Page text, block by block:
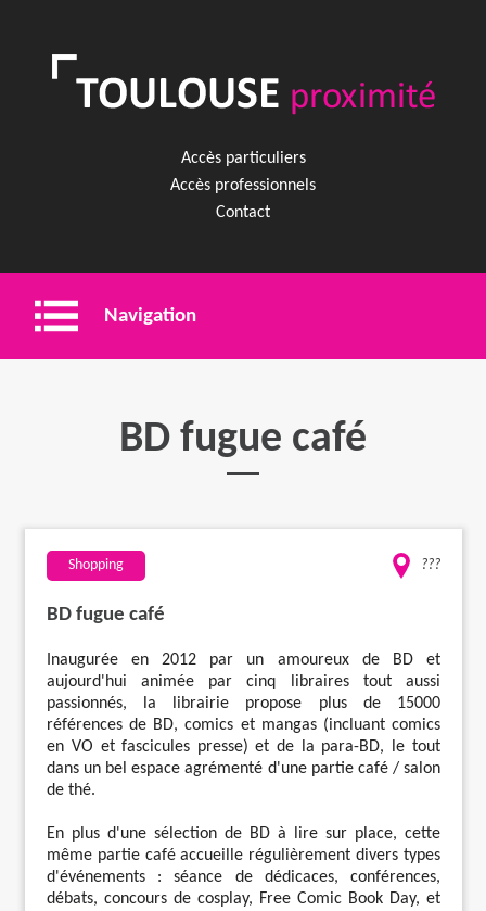
Accès particuliers
Accès professionnels
Contact
Navigation
Travaux
Santé
Plus
BD fugue café
Shopping ???
BD fugue café
Inaugurée en 2012 par un amoureux de BD et
aujourd'hui animée par cinq libraires tout aussi
passionnés, la librairie propose plus de 15000
références de BD, comics et mangas (incluant comics
en VO et fascicules presse) et de la para-BD, le tout
dans un bel espace agrémenté d'une partie café / salon
de thé.
En plus d'une sélection de BD à lire sur place, cette
même partie café accueille régulièrement divers types
d'événements : séance de dédicaces, conférences,
débats, concours de cosplay, Free Comic Book Day, et